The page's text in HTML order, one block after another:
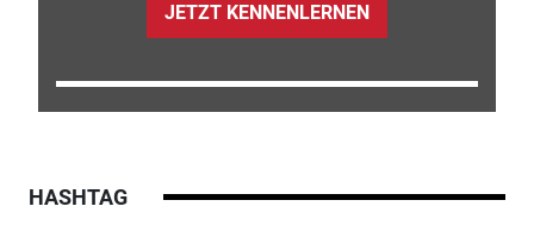
JETZT KENNENLERNEN
HASHTAG